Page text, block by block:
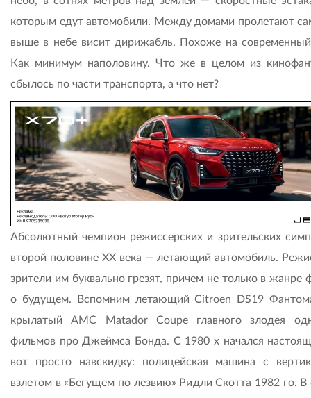
которым едут автомобили. Между домами пролетают
выше в небе висит дирижабль. Похоже на
Как минимум наполовину. Что же в целом из
сбылось по части транспорта, а что нет?
Абсолютный чемпион режиссерских и зрительских
второй половине XX века — летающий автомобиль.
зрители им буквально грезят, причем не только в жанре
о будущем. Вспомним летающий Citroen DS19
крылатый AMC Matador Coupe главного злодея
фильмов про Джеймса Бонда. С 1980 х начался
вот просто навскидку: полицейская машина с
взлетом в «Бегущем по лезвию» Ридли Скотта 1982 го. В